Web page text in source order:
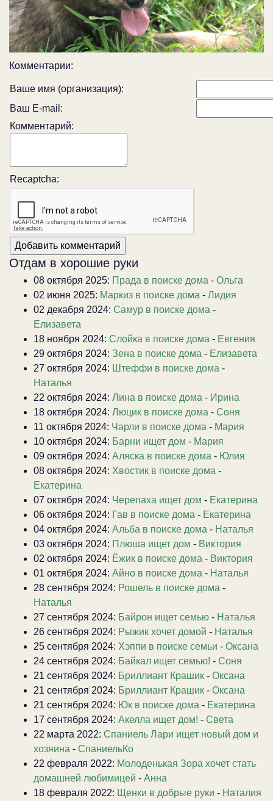
Комментарии:
Ваше имя (организация):
Ваш E-mail:
Комментарий:
Recaptcha:
Отдам в хорошие руки
08 октября 2025: Прада в поиске дома - Ольга
02 июня 2025: Маркиз в поиске дома - Лидия
02 декабря 2024: Самур в поиске дома -
Елизавета
18 ноября 2024: Слойка в поиске дома - Евгения
29 октября 2024: Зена в поиске дома - Елизавета
27 октября 2024: Штеффи в поиске дома -
Наталья
22 октября 2024: Лина в поиске дома - Ирина
18 октября 2024: Люцик в поиске дома - Соня
11 октября 2024: Чарли в поиске дома - Мария
10 октября 2024: Барни ищет дом - Мария
09 октября 2024: Аляска в поиске дома - Юлия
08 октября 2024: Хвостик в поиске дома -
Екатерина
07 октября 2024: Черепаха ищет дом - Екатерина
06 октября 2024: Гав в поиске дома - Екатерина
04 октября 2024: Альба в поиске дома - Наталья
03 октября 2024: Плюша ищет дом - Виктория
02 октября 2024: Ёжик в поиске дома - Виктория
01 октября 2024: Айно в поиске дома - Наталья
28 сентября 2024: Рошель в поиске дома -
Наталья
27 сентября 2024: Байрон ищет семью - Наталья
26 сентября 2024: Рыжик хочет домой - Наталья
25 сентября 2024: Хэппи в поиске семьи - Оксана
24 сентября 2024: Байкал ищет семью! - Соня
21 сентября 2024: Бриллиант Крашик - Оксана
21 сентября 2024: Бриллиант Крашик - Оксана
21 сентября 2024: Юк в поиске дома - Екатерина
17 сентября 2024: Акелла ищет дом! - Света
22 марта 2022: Спаниель Лари ищет новый дом и
хозяина - СпаниельКо
22 февраля 2022: Молоденькая Зора хочет стать
домашней любимицей - Анна
18 февраля 2022: Щенки в добрые руки - Наталия